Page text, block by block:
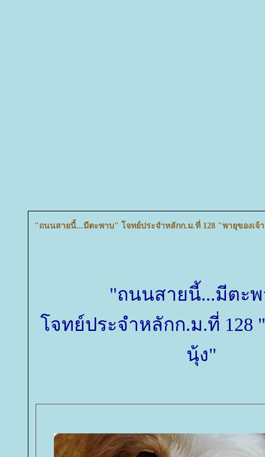
"ถนนสายนี้...มีตะพาบ" โจทย์ประจำหลักก.ม.ที่ 128 "พายุของเจ้
"ถนนสายนี้...มีตะ
จทย์ประจำหลักก.ม.ที่ 128
นุ้ง"